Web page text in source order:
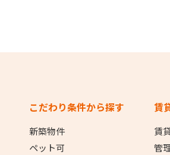
こだわり条件から探す
新築物件
ペット可
賃
賃
管